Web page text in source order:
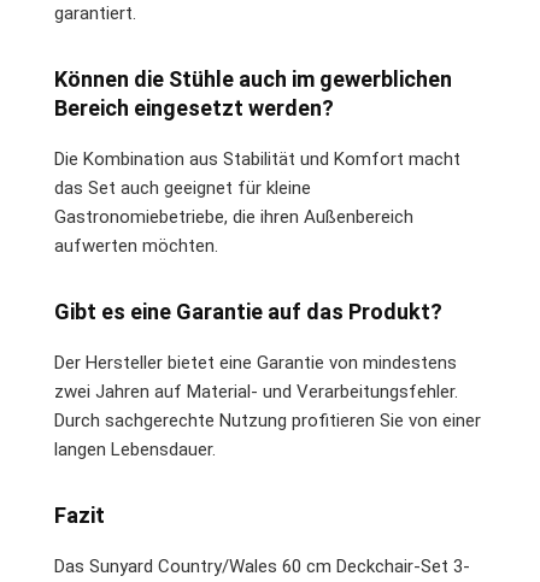
garantiert.
Können die Stühle auch im gewerblichen
Bereich eingesetzt werden?
Die Kombination aus Stabilität und Komfort macht
das Set auch geeignet für kleine
Gastronomiebetriebe, die ihren Außenbereich
aufwerten möchten.
Gibt es eine Garantie auf das Produkt?
Der Hersteller bietet eine Garantie von mindestens
zwei Jahren auf Material- und Verarbeitungsfehler.
Durch sachgerechte Nutzung profitieren Sie von einer
langen Lebensdauer.
Fazit
Das Sunyard Country/Wales 60 cm Deckchair-Set 3-